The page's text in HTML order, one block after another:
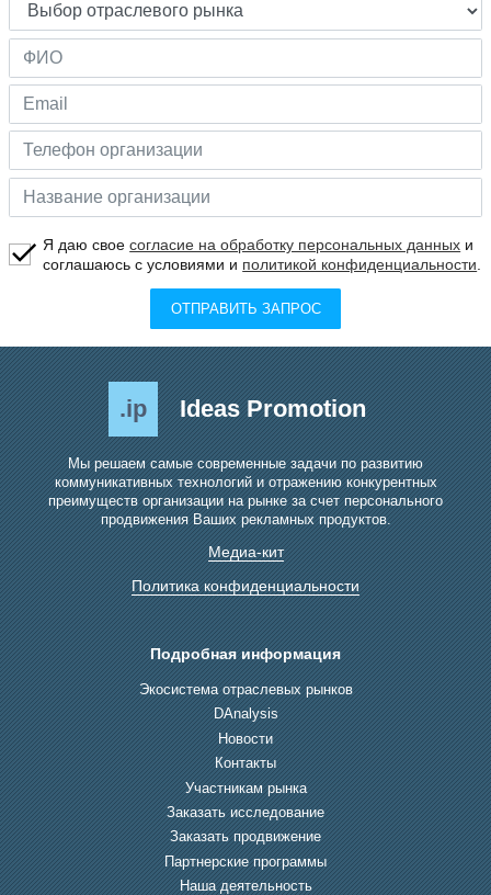
Я даю своесогласие на обработку персональных данных и
соглашаюсь с условиями и политикой конфиденциальности
ОТПРАВИТЬ ЗАПРОС
.ip Ideas Promotion
Мы решаем самые современные задачи по развитию
коммуникативных технологий и отражению конкурентных
преимуществ организации на рынке за счет персонального
продвижения Ваших рекламных продуктов.
Медиа-кит
Политика конфиденциальности
Подробная информация
Экосистема отраслевых рынков
DAnalysis
Новости
Контакты
Участникам рынка
Заказать исследование
Заказать продвижение
Партнерские программы
Наша деятельность